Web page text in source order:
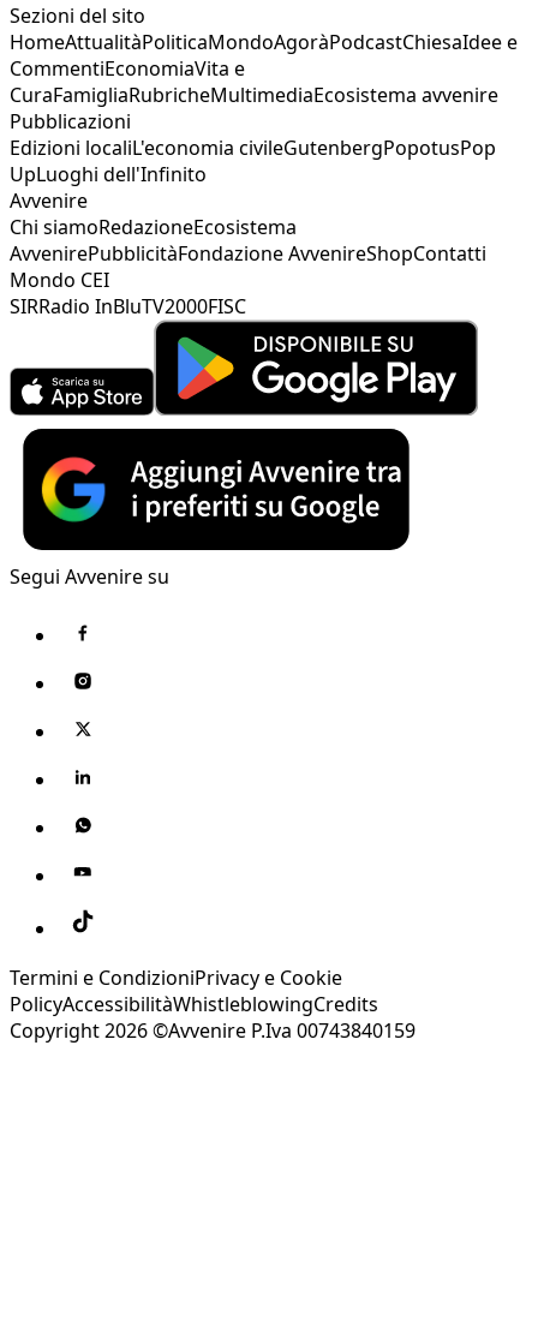
Sezioni del sito
HomeAttualitàPoliticaMondoAgoràPodcastChiesaIdee e
CommentiEconomiaVita e
CuraFamigliaRubricheMultimediaEcosistema avvenire
Pubblicazioni
Edizioni localiL'economia civileGutenbergPopotusPop
UpLuoghi dell'Infinito
Avvenire
Chi siamoRedazioneEcosistema
AvvenirePubblicitàFondazione AvvenireShopContatti
Mondo CEI
SIRRadio InBluTV2000FISC
Segui Avvenire su
Termini e CondizioniPrivacy e Cookie
PolicyAccessibilitàWhistleblowingCredits
Copyright 2026 ©Avvenire P.Iva 00743840159